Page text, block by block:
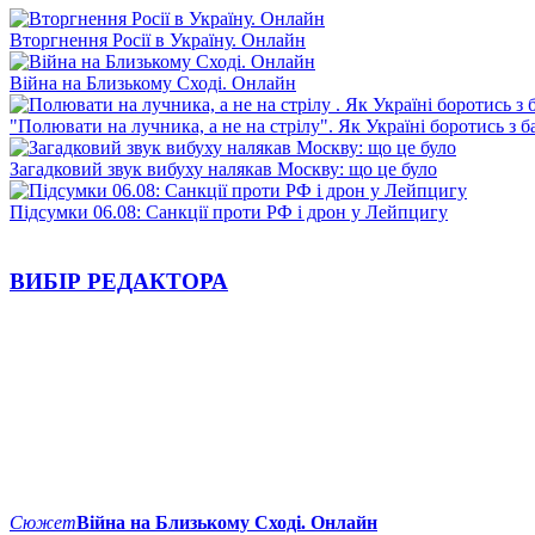
Вторгнення Росії в Україну. Онлайн
Війна на Близькому Сході. Онлайн
"Полювати на лучника, а не на стрілу". Як Україні боротись з
Загадковий звук вибуху налякав Москву: що це було
Підсумки 06.08: Санкції проти РФ і дрон у Лейпцигу
ВИБІР РЕДАКТОРА
СюжетВійна на Близькому Сході. Онлайн